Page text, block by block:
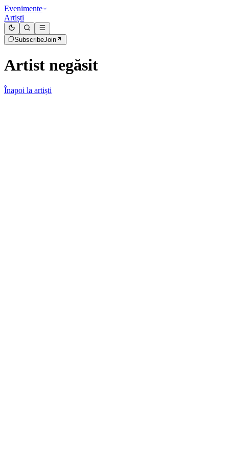
Evenimente
Artiști
SubscribeJoin
Artist negăsit
Înapoi la artiști